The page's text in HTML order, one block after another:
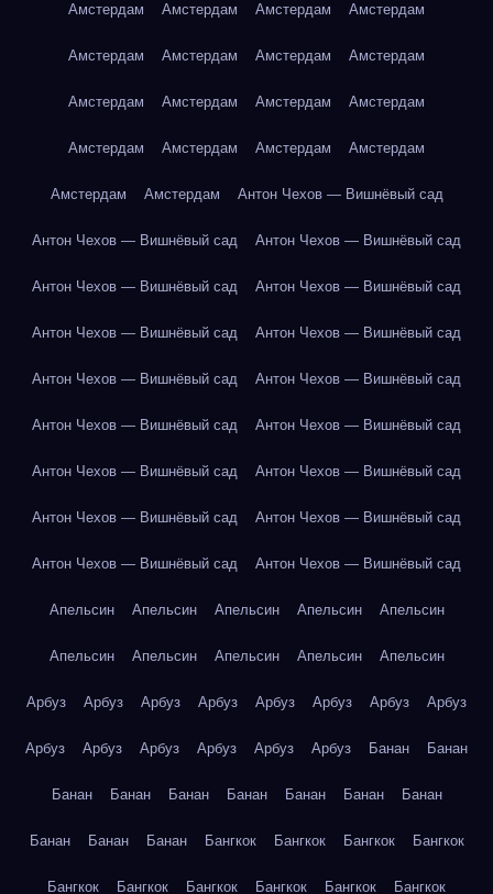
Амстердам Амстердам Амстердам Амстердам
Амстердам Амстердам Амстердам Амстердам
Амстердам Амстердам Амстердам Амстердам
Амстердам Амстердам Амстердам Амстердам
Амстердам Амстердам Антон Чехов — Вишнёвый сад
Антон Чехов — Вишнёвый сад Антон Чехов — Вишнёвый сад
Антон Чехов — Вишнёвый сад Антон Чехов — Вишнёвый сад
Антон Чехов — Вишнёвый сад Антон Чехов — Вишнёвый сад
Антон Чехов — Вишнёвый сад Антон Чехов — Вишнёвый сад
Антон Чехов — Вишнёвый сад Антон Чехов — Вишнёвый сад
Антон Чехов — Вишнёвый сад Антон Чехов — Вишнёвый сад
Антон Чехов — Вишнёвый сад Антон Чехов — Вишнёвый сад
Антон Чехов — Вишнёвый сад Антон Чехов — Вишнёвый сад
Апельсин Апельсин Апельсин Апельсин Апельсин
Апельсин Апельсин Апельсин Апельсин Апельсин
Арбуз Арбуз Арбуз Арбуз Арбуз Арбуз Арбуз Арбуз
Арбуз Арбуз Арбуз Арбуз Арбуз Арбуз Банан Банан
Банан Банан Банан Банан Банан Банан Банан
Банан Банан Банан Бангкок Бангкок Бангкок Бангкок
Бангкок Бангкок Бангкок Бангкок Бангкок Бангкок